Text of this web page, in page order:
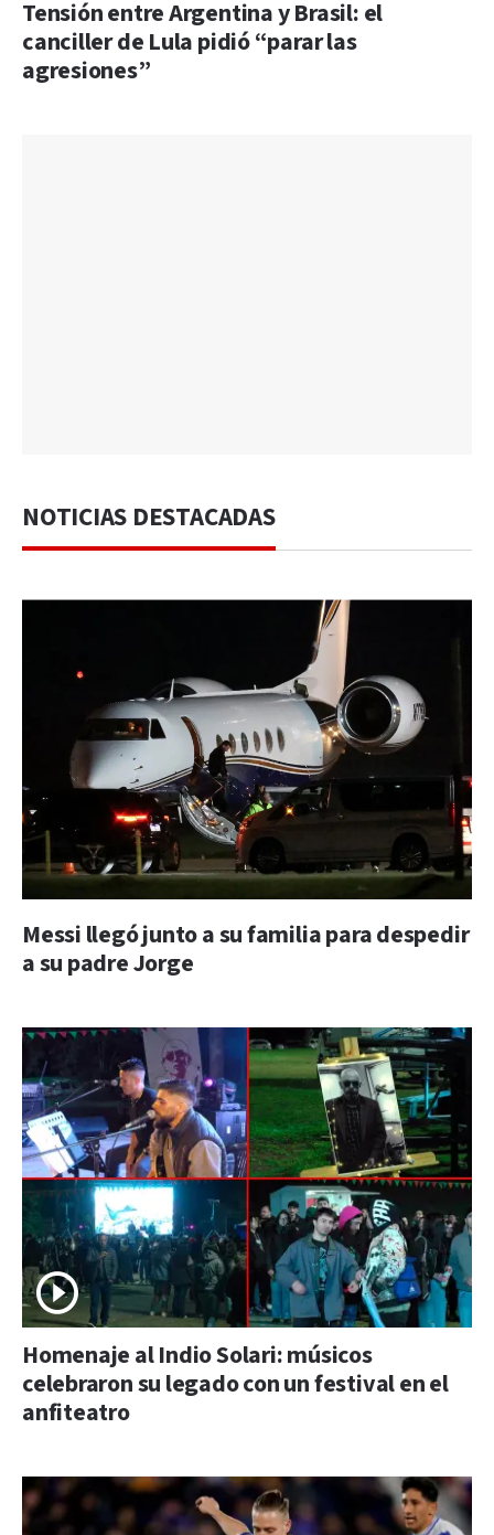
Tensión entre Argentina y Brasil: el
canciller de Lula pidió “parar las
agresiones”
NOTICIAS DESTACADAS
Messi llegó junto a su familia para despedir
a su padre Jorge
Homenaje al Indio Solari: músicos
celebraron su legado con un festival en el
anfiteatro